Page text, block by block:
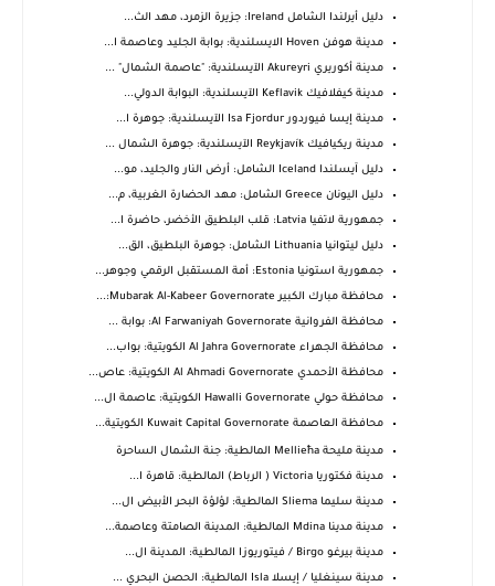
دليل أيرلندا الشامل Ireland: جزيرة الزمرد، مهد الث...
مدينة هوفن Hoven الايسلندية: بوابة الجليد وعاصمة ا...
مدينة أكوريري Akureyri الآيسلندية: "عاصمة الشمال" ...
مدينة كيفلافيك Keflavik الآيسلندية: البوابة الدولي...
مدينة إيسا فيوردور Isa Fjordur الآيسلندية: جوهرة ا...
مدينة ريكيافيك Reykjavík الآيسلندية: جوهرة الشمال ...
دليل آيسلندا Iceland الشامل: أرض النار والجليد، مو...
دليل اليونان Greece الشامل: مهد الحضارة الغربية، م...
جمهورية لاتفيا Latvia: قلب البلطيق الأخضر، حاضرة ا...
دليل ليتوانيا Lithuania الشامل: جوهرة البلطيق، الق...
جمهورية استونيا Estonia: أمة المستقبل الرقمي وجوهر...
محافظة مبارك الكبير Mubarak Al-Kabeer Governorate:...
محافظة الفروانية Al Farwaniyah Governorate: بوابة ...
محافظة الجهراء Al Jahra Governorate الكويتية: بواب...
محافظة الأحمدي Al Ahmadi Governorate الكويتية: عاص...
محافظة حولي Hawalli Governorate الكويتية: عاصمة ال...
محافظة العاصمة Kuwait Capital Governorate الكويتية...
مدينة مليحة Mellieħa المالطية: جنة الشمال الساحرة
مدينة فكتوريا Victoria ( الرباط) المالطية: قاهرة ا...
مدينة سليما Sliema المالطية: لؤلؤة البحر الأبيض ال...
مدينة مدينا Mdina المالطية: المدينة الصامتة وعاصمة...
مدينة بيرغو Birgo / فيتوريوزا المالطية: المدينة ال...
مدينة سينغليا / إيسلا Isla المالطية: الحصن البحري ...